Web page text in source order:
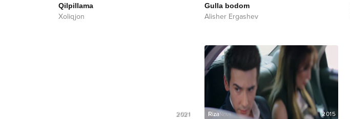
Qilpillama
Xoliqjon
Gulla bodom
Alisher Ergashev
2021 2015